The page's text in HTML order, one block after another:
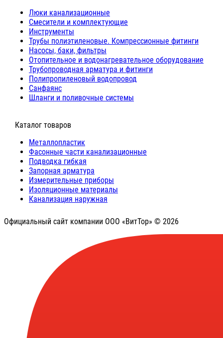
Люки канализационные
Cмесители и комплектующие
Инструменты
Трубы полиэтиленовые. Компрессионные фитинги
Насосы, баки, фильтры
Отопительное и водонагревательное оборудование
Трубопроводная арматура и фитинги
Полипропиленовый водопровод
Санфаянс
Шланги и поливочные системы
⠀Каталог товаров
Металлопластик
Фасонные части канализационные
Подводка гибкая
Запорная арматура
Измерительные приборы
Изоляционные материалы
Канализация наружная
Официальный сайт компании ООО «ВитТор» © 2026